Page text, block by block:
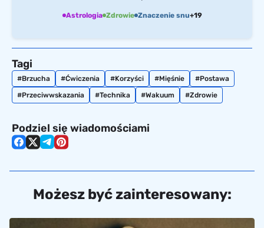
Astrologia Zdrowie Znaczenie snu+19
Tagi
Brzucha Ćwiczenia Korzyści Mięśnie
Postawa
Przeciwwskazania
Technika Wakuum Zdrowie
Podziel się wiadomościami
Możesz być zainteresowany: